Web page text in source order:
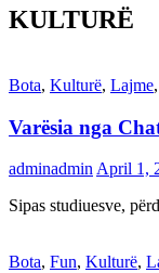
KULTURË
Bota, Kulturë, Lajme,
Varësia nga
adminadmin April 1,
Sipas studiuesve,
Bota, Fun, Kulturë,